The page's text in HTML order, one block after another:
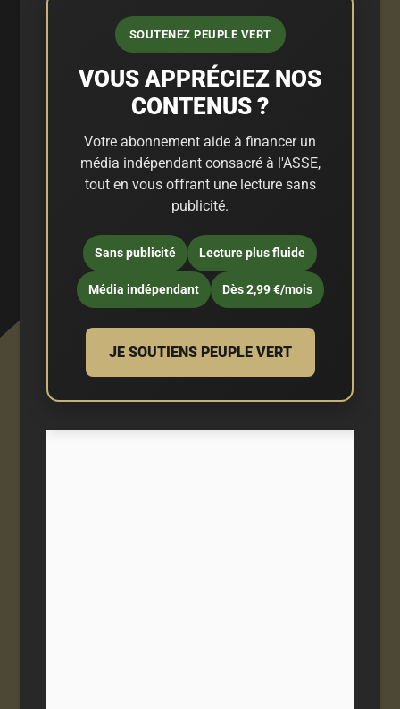
SOUTENEZ PEUPLE VERT
VOUS APPRÉCIEZ NOS
CONTENUS ?
Votre abonnement aide à financer un
média indépendant consacré à l'ASSE,
tout en vous offrant une lecture sans
publicité.
Sans publicité Lecture plus fluide
Média indépendant Dès 2,99 €/mois
JE SOUTIENS PEUPLE VERT